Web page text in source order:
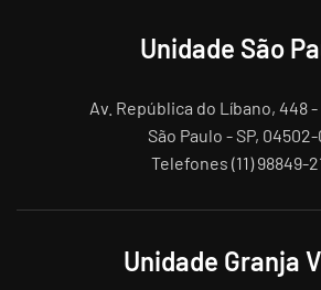
Unidade São
Av. República do Líbano, 448
São Paulo - SP,
Telefones (11) 98849-
Unidade Granja